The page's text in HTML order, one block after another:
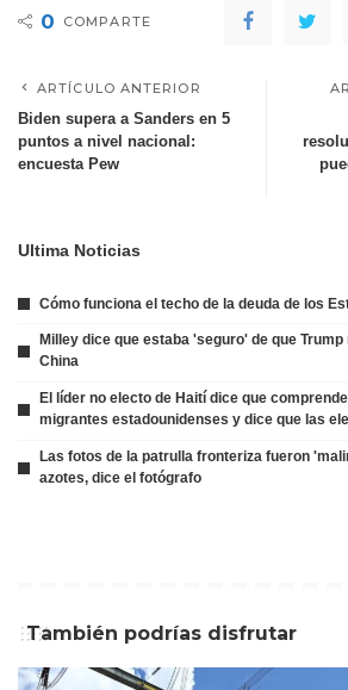
0 COMPARTE
ARTÍCULO ANTERIOR
Biden supera a Sanders en 5
puntos a nivel nacional:
encuesta Pew
Ultima Noticias
Cómo funciona el techo de la deuda de los
Milley dice que estaba 'seguro' de que
China
El líder no electo de Haití dice que
migrantes estadounidenses y dice que las
Las fotos de la patrulla fronteriza fueron
azotes, dice el fotógrafo
También podrías disfrutar